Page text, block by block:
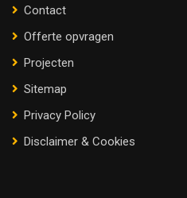
Contact
Offerte opvragen
Projecten
Sitemap
Privacy Policy
Disclaimer & Cookies